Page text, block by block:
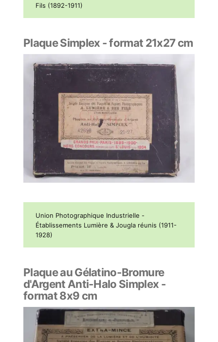
Fils (1892-1911)
Plaque Simplex - format 21x27 cm
Union Photographique Industrielle -
Établissements Lumière & Jougla réunis (1911-
1928)
Plaque au Gélatino-Bromure
d'Argent Anti-Halo Simplex -
format 8x9 cm